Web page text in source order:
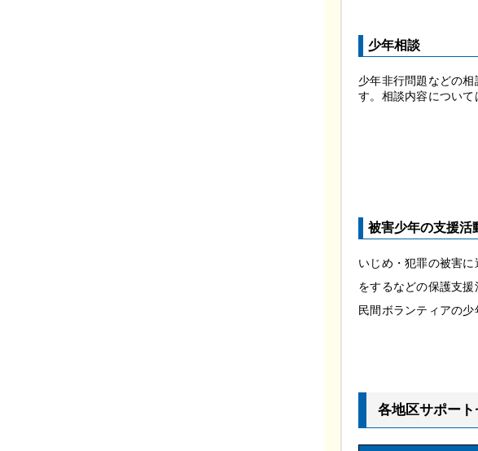
少年相談
少年非行問題などの
す。相談内容について
被害少年の支援活
いじめ・犯罪の被害
をするなどの保護支
民間ボランティアの
各地区サポー